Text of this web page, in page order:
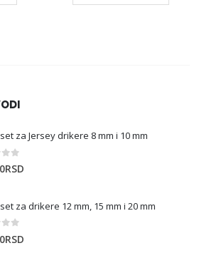
za Jersey drikere 8 mm i 10 mm
RSD
za drikere 12 mm, 15 mm i 20 mm
RSD